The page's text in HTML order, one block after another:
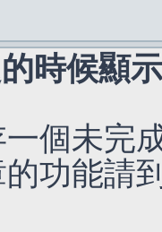
時候顯
個未完
功能請